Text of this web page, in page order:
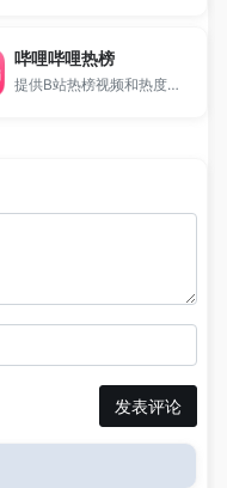
哔哩哔哩热榜
提供B站热榜视频和热度话题排行榜查询。
发表评论